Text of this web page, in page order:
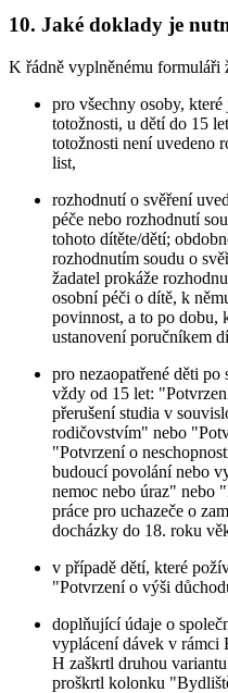
10. Jaké doklady je
K řádně vyplněnému formuláři
pro všechny osoby,
totožnosti, u dětí do 15
totožnosti není uvedeno
list,
rozhodnutí o svěření
péče nebo rozhodnutí
tohoto dítěte/dětí;
rozhodnutím soudu o
žadatel prokáže
osobní péči o dítě, k
povinnost, a to po dobu,
ustanovení poručníkem
pro nezaopatřené děti
vždy od 15 let:
přerušení studia v
rodičovstvím" nebo
"Potvrzení o
budoucí povolání nebo
nemoc nebo úraz" nebo
práce pro uchazeče o
docházky do 18. roku
v případě dětí, které
"Potvrzení o výši
doplňující údaje o
vyplácení dávek v rámci
H zaškrtl druhou
proškrtl kolonku